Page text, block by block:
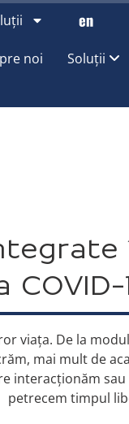
noi Soluții
COVID-
viața. De la
mai mult de
interacționăm sau
petrecem timpul